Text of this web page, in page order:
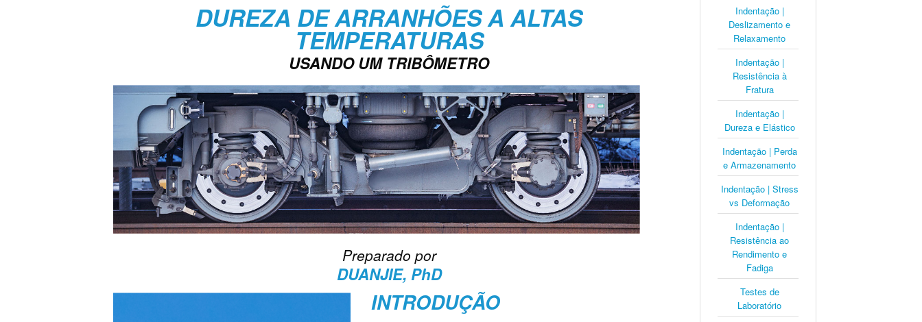
DUREZA DE ARRANHÕES A ALTAS
TEMPERATURAS
USANDO UM TRIBÔMETRO
Preparado por
DUANJIE, PhD
INTRODUÇÃO
Indentação |
Deslizamento e
Relaxamento
Indentação |
Resistência à
Fratura
Indentação |
Dureza e Elástico
Indentação | Perda
e Armazenamento
Indentação | Stress
vs Deformação
Indentação |
Resistência ao
Rendimento e
Fadiga
Testes de
Laboratório